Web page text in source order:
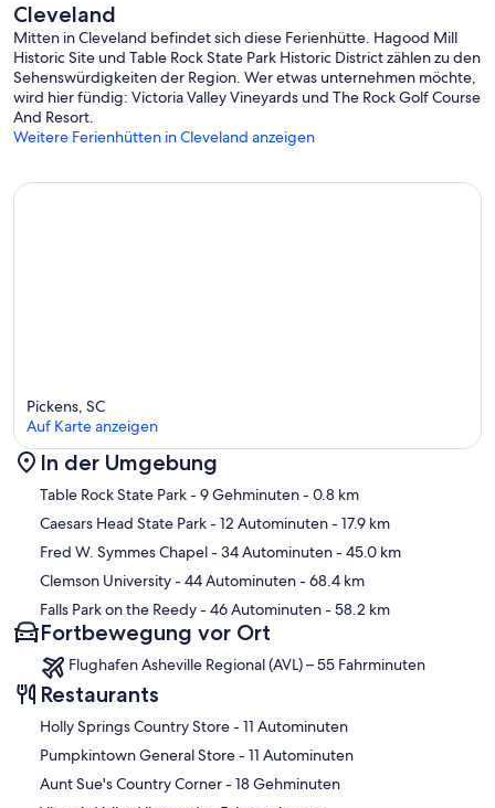
Cleveland
Mitten in Cleveland befindet sich diese Ferienhütte. Hagood Mill
Historic Site und Table Rock State Park Historic District zählen zu den
Sehenswürdigkeiten der Region. Wer etwas unternehmen möchte,
wird hier fündig: Victoria Valley Vineyards und The Rock Golf Course
And Resort.
Weitere Ferienhütten in Cleveland anzeigen
Karte
Pickens, SC
Auf Karte anzeigen
In der Umgebung
Table Rock State Park- 9 Gehminuten- 0.8 km
Caesars Head State Park- 12 Autominuten- 17.9 km
Fred W. Symmes Chapel- 34 Autominuten- 45.0 km
Clemson University- 44 Autominuten- 68.4 km
Falls Park on the Reedy- 46 Autominuten- 58.2 km
Fortbewegung vor Ort
Flughafen Asheville Regional (AVL) – 55 Fahrminuten
Restaurants
‪Holly Springs Country Store - ‬11 Autominuten
‪Pumpkintown General Store - ‬11 Autominuten
‪Aunt Sue's Country Corner - ‬18 Gehminuten